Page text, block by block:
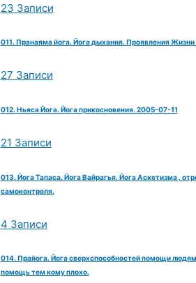
23 Записи
011. Пранаяма йога. Йога дыхания. Проявления
27 Записи
012. Ньяса Йога. Йога прикосновения. 2005-07-11
21 Записи
013. Йога Тапаса. Йога Вайрагья. Йога Аскетизма ,
самоконтроля.
4 Записи
014. Прайога. Йога сверхспособностей помощи
помощь тем кому плохо.